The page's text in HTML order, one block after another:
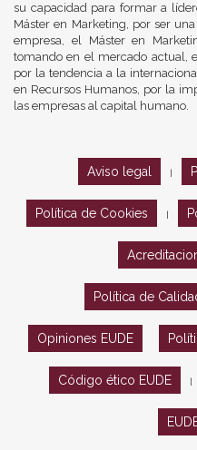
su capacidad para formar a
Máster en Marketing, por ser
empresa, el Máster en
tomando en el mercado actual,
por la tendencia a la
en Recursos Humanos, por la
las empresas al capital humano.
Aviso legal
Política de Cookies
Política de
Opiniones EUDE
Código ético EUDE